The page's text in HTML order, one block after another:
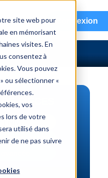
site web pour
en mémorisant
visites. En
consentez à
Vous pouvez
ou sélectionner «
vos
lors de votre
utilisé dans
de ne pas suivre
Connexion
PIÈCES
| NIV
| interchange